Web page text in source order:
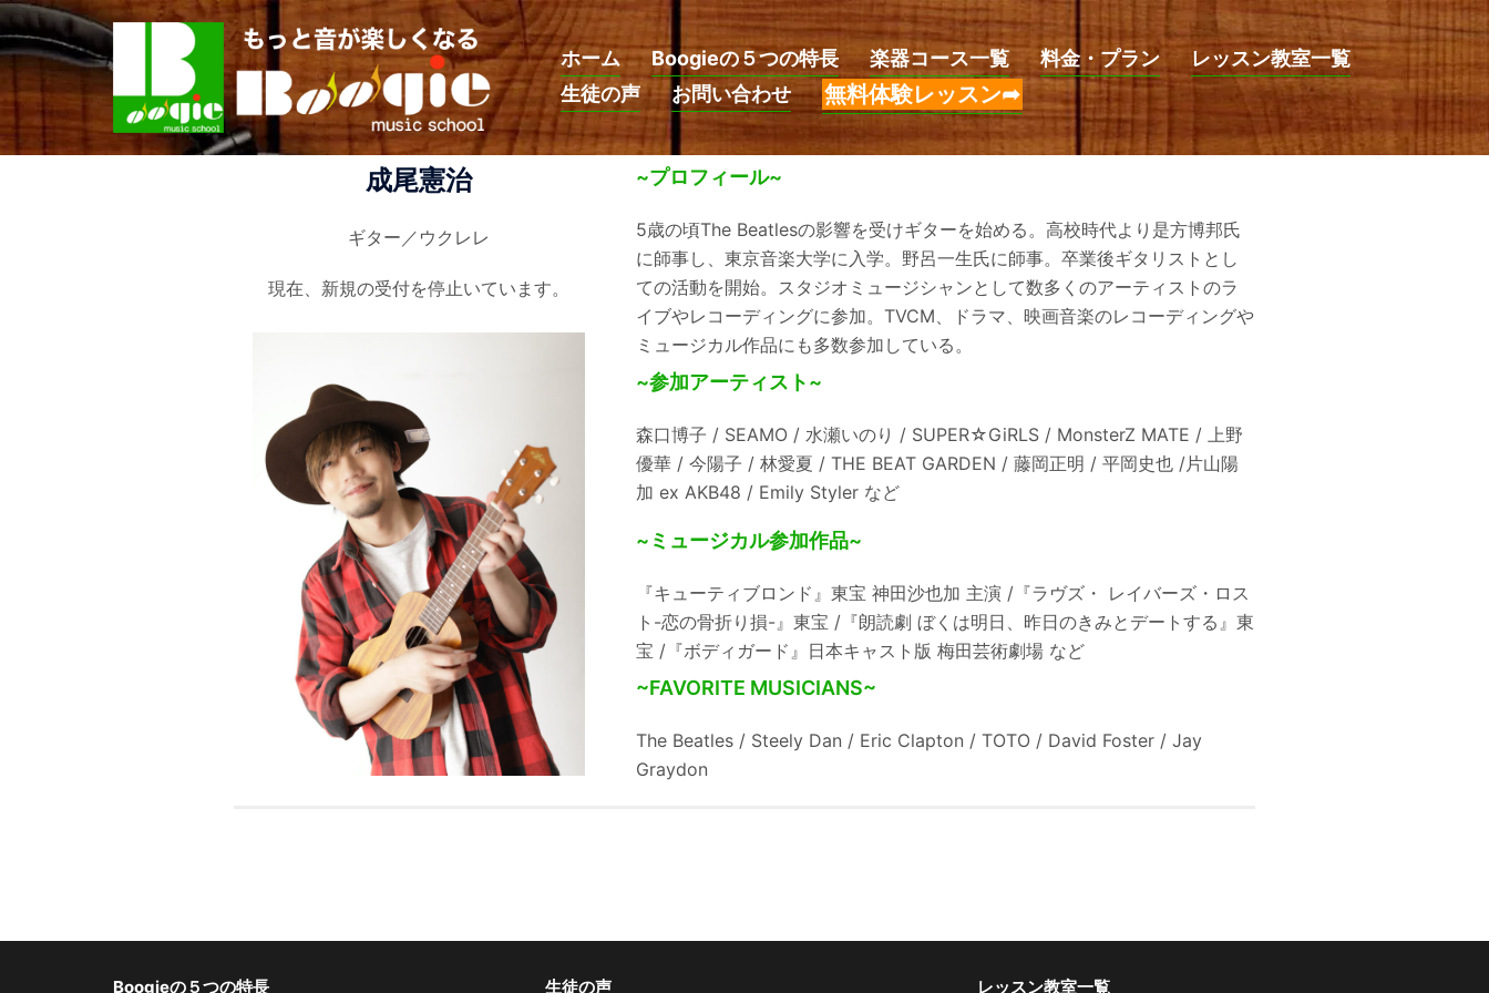
コ
ン
テ
ン
ツ
へ
ホーム Boogieの５つの特長 楽器コース一覧 料金・プラン
レッスン教室一覧
生徒の声
お問い合わせ 無料体験レッスン➦
成尾憲治
ギター／ウクレレ
現在、新規の受付を停止いています。
~プロフィール~
5歳の頃The Beatlesの影響を受けギターを始める。高校時代より是方博邦氏
に師事し、東京音楽大学に入学。野呂一生氏に師事。卒業後ギタリストとし
ての活動を開始。スタジオミュージシャンとして数多くのアーティストのラ
イブやレコーディングに参加。TVCM、ドラマ、映画音楽のレコーディングや
ミュージカル作品にも多数参加している。
~参加アーティスト~
森口博子 / SEAMO / 水瀬いのり / SUPER☆GiRLS / MonsterZ MATE / 上野
優華 / 今陽子 / 林愛夏 / THE BEAT GARDEN / 藤岡正明 / 平岡史也 /片山陽
加 ex AKB48 / Emily Styler など
~ミュージカル参加作品~
『キューティブロンド』東宝 神田沙也加 主演 /『ラヴズ・ レイバーズ・ロス
ト-恋の骨折り損-』東宝 /『朗読劇 ぼくは明日、昨日のきみとデートする』東
宝 /『ボディガード』日本キャスト版 梅田芸術劇場 など
~FAVORITE MUSICIANS~
The Beatles / Steely Dan / Eric Clapton / TOTO / David Foster / Jay
Graydon
Boogieの５つの特長 生徒の声 レッスン教室一覧